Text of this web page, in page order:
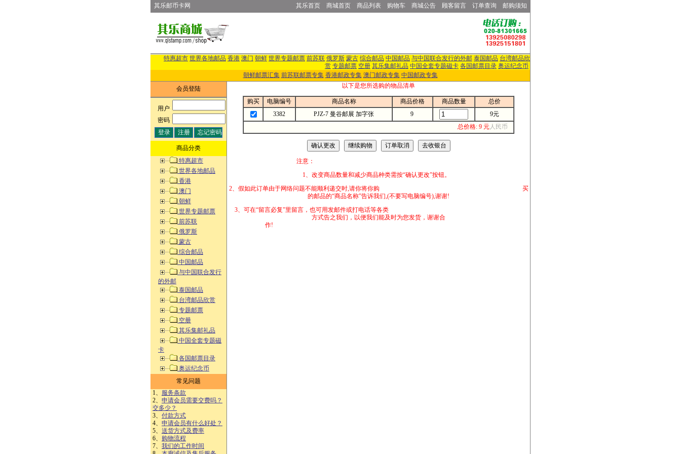
其乐邮币卡网 其乐首页 商城首页 商品列表 购物车 商城公告 顾客留言 订单查询 邮购须知
特惠超市 世界各地邮品 香港 澳门 朝鲜 世界专题邮票 前苏联 俄罗斯 蒙古 综合邮品 中国邮品 与中国联合发行的外邮 泰国邮品 台湾邮品欣
赏 专题邮票 空册 其乐集邮礼品 中国全套专题磁卡 各国邮票目录 奥运纪念币
朝鲜邮票汇集 前苏联邮票专集 香港邮政专集 澳门邮政专集 中国邮政专集
会员登陆
用户:
密码:
商品分类
特惠超市
世界各地邮品
香港
澳门
朝鲜
世界专题邮票
前苏联
俄罗斯
蒙古
综合邮品
中国邮品
与中国联合发行
的外邮
泰国邮品
台湾邮品欣赏
专题邮票
空册
其乐集邮礼品
中国全套专题磁
卡
各国邮票目录
奥运纪念币
常见问题
1、 服务条款
2、 申请会员需要交费吗？
交多少？
3、 付款方式
4、 申请会员有什么好处？
5、 送货方式及费率
6、 购物流程
7、 我们的工作时间
以下是您所选购的物品清单
购买 电脑编号 商品名称 商品价格 商品数量
总价
3382
PJZ-7 曼谷邮展 加字张 9
9元
总价格: 9 元人民币
注意：
1、改变商品数量和减少商品种类需按“确认更改”按钮。
2、假如此订单由于网络问题不能顺利递交时,请你将你购 买
的邮品的“商品名称”告诉我们,(不要写电脑编号),谢谢!
3、可在“留言必复”里留言，也可用发邮件或打电话等各类
方式告之我们，以便我们能及时为您发货，谢谢合
作!